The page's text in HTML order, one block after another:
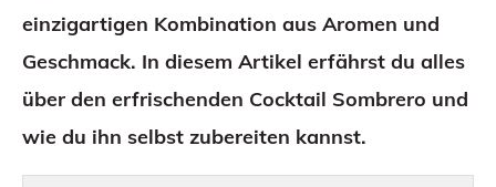
einzigartigen Kombination aus Aromen und
Geschmack. In diesem Artikel erfährst du alles
über den erfrischenden Cocktail Sombrero und
wie du ihn selbst zubereiten kannst.